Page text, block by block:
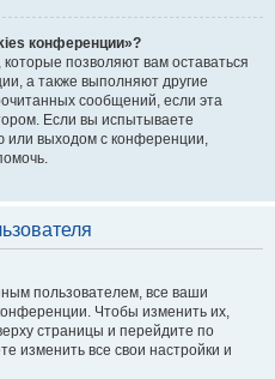
конференции»?
позволяют вам оставаться
а также выполняют другие
сообщений, если эта
Если вы испытываете
или выходом с конференции,
пользователем, все ваши
Чтобы изменить их,
страницы и перейдите по
изменить все свои настройки и